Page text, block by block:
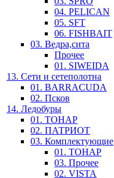
04. PELICAN
05. SFT
06. FISHBAIT
03. Ведра,сита
Прочее
01. SIWEIDA
13. Сети и сетеполотна
01. BARRACUDA
02. Псков
14. Ледобуры
01. ТОНАР
02. ПАТРИОТ
03. Комплектующие
01. ТОНАР
03. Прочее
02. VISTA